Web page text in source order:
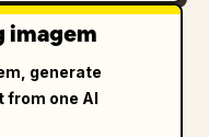
imagem
generate
from one AI